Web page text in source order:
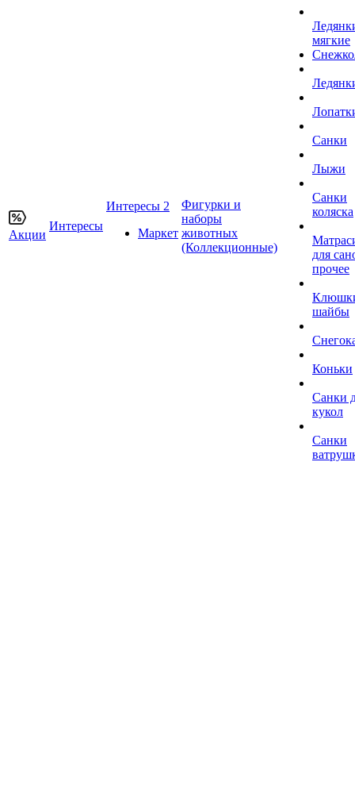
Акции
Интересы
Интересы 2
Маркет
Фигурки и
наборы
животных
(Коллекционные)
мягкие
Санки
Лыжи
Санки
коляска
для
прочее
шайбы
Коньки
Санки
кукол
Санки